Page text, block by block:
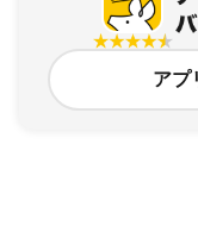
アプ